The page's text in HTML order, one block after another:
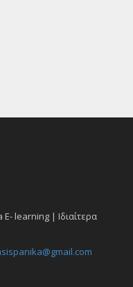
learning | Ιδιαίτερα